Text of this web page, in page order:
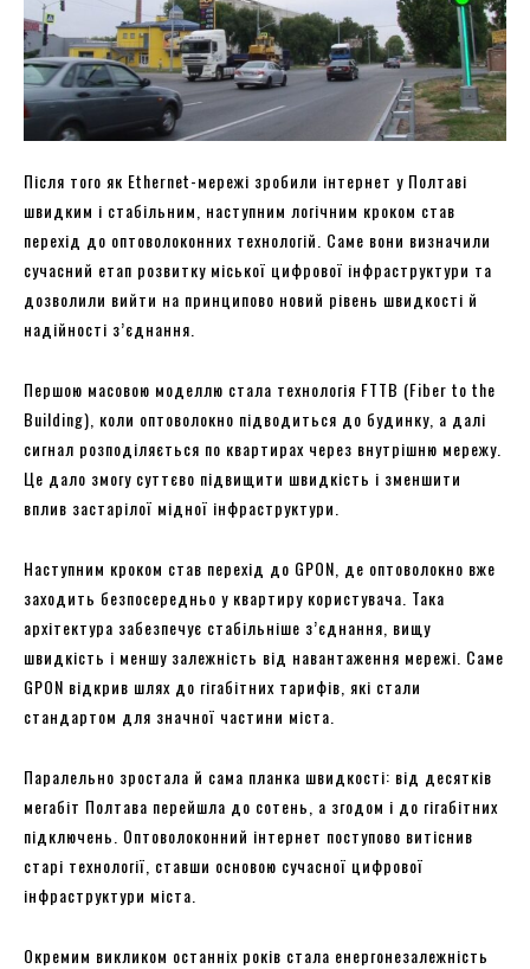
Після того як Ethernet-мережі зробили інтернет у Полтаві
швидким і стабільним, наступним логічним кроком став
перехід до оптоволоконних технологій. Саме вони визначили
сучасний етап розвитку міської цифрової інфраструктури та
дозволили вийти на принципово новий рівень швидкості й
надійності з’єднання.
Першою масовою моделлю стала технологія FTTB (Fiber to the
Building), коли оптоволокно підводиться до будинку, а далі
сигнал розподіляється по квартирах через внутрішню мережу.
Це дало змогу суттєво підвищити швидкість і зменшити
вплив застарілої мідної інфраструктури.
Наступним кроком став перехід до GPON, де оптоволокно вже
заходить безпосередньо у квартиру користувача. Така
архітектура забезпечує стабільніше з’єднання, вищу
швидкість і меншу залежність від навантаження мережі. Саме
GPON відкрив шлях до гігабітних тарифів, які стали
стандартом для значної частини міста.
Паралельно зростала й сама планка швидкості: від десятків
мегабіт Полтава перейшла до сотень, а згодом і до гігабітних
підключень. Оптоволоконний інтернет поступово витіснив
старі технології, ставши основою сучасної цифрової
інфраструктури міста.
Окремим викликом останніх років стала енергонезалежність